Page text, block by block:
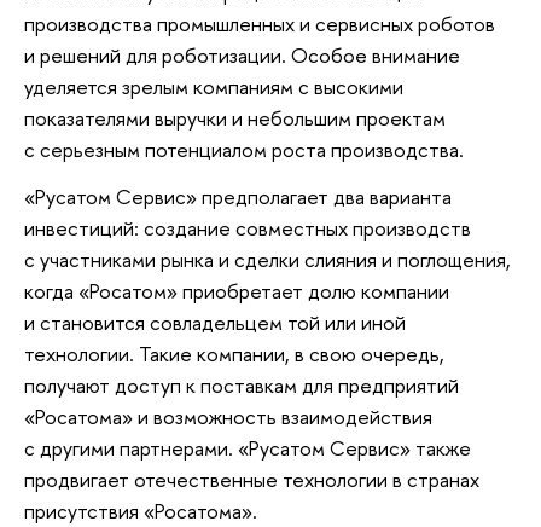
производства промышленных и сервисных роботов
и решений для роботизации. Особое внимание
уделяется зрелым компаниям с высокими
показателями выручки и небольшим проектам
с серьезным потенциалом роста производства.
«Русатом Сервис» предполагает два варианта
инвестиций: создание совместных производств
с участниками рынка и сделки слияния и поглощения,
когда «Росатом» приобретает долю компании
и становится совладельцем той или иной
технологии. Такие компании, в свою очередь,
получают доступ к поставкам для предприятий
«Росатома» и возможность взаимодействия
с другими партнерами. «Русатом Сервис» также
продвигает отечественные технологии в странах
присутствия «Росатома».